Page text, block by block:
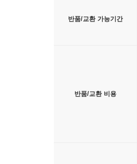
반품/교환 가능기간
반품/교환 비용